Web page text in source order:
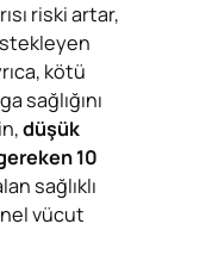
riski artar,
kötü
sağlığını
düşük
10
sağlıklı
vücut